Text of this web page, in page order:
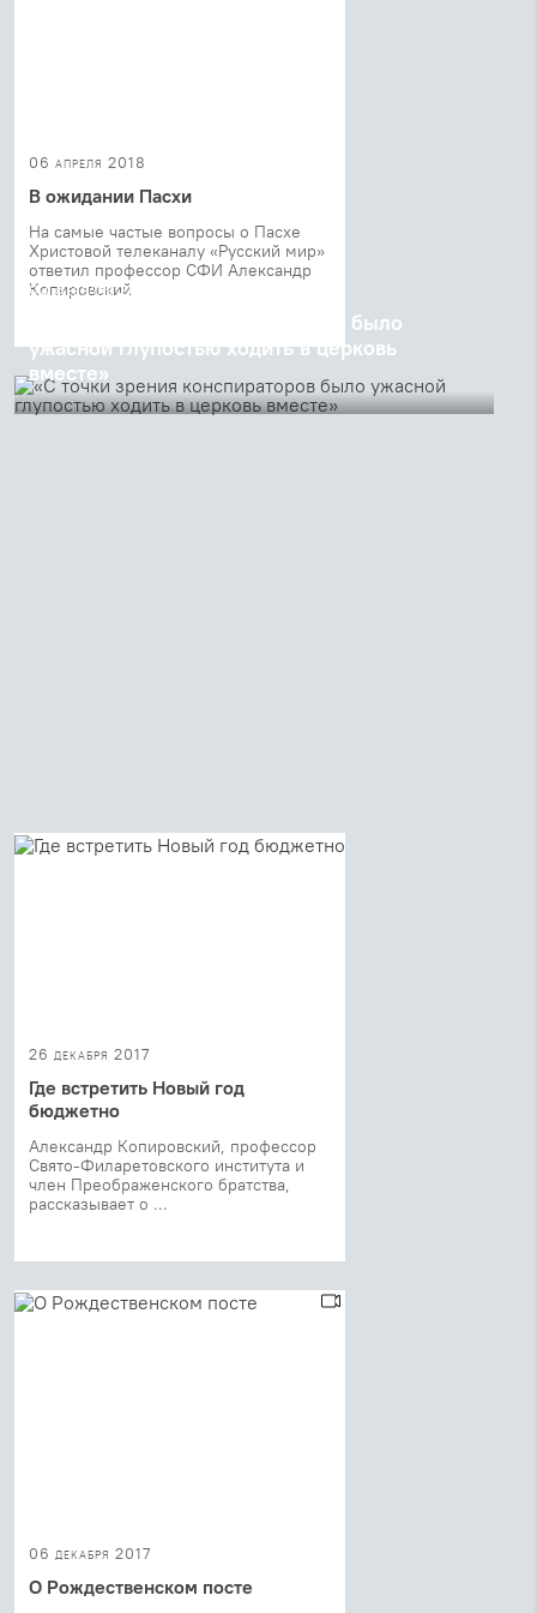
06 апреля 2018
В ожидании Пасхи
На самые частые вопросы о Пасхе
Христовой телеканалу «Русский мир»
ответил профессор СФИ Александр
Копировский
03 февраля 2018
«С точки зрения конспираторов было
ужасной глупостью ходить в церковь
вместе»
26 декабря 2017
Где встретить Новый год
бюджетно
Александр Копировский, профессор
Свято-Филаретовского института и
член Преображенского братства,
рассказывает о ...
06 декабря 2017
О Рождественском посте